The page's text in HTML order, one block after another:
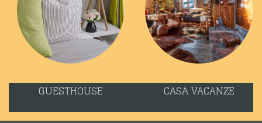
GUESTHOUSE CASA VACANZE